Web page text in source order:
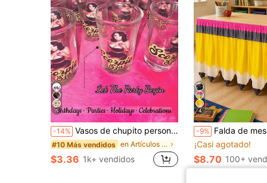
5
-14% Vasos de chupito personalizados, vaso de chupito con nombre personalizado como regalo, cristalería de bebida personalizada para fiestas para cumpleaños y celebraciones, recuerdos de fiesta personalizados
#10 Más vendidos en Artículos de bar y elaboración de vino
$3.36 1k+ vendidos
4
-9% Falda de mesa con tema de regreso a la escuela, decoración de mesa amarilla, hecha de fibra de poliéster con patrón de crayones; ligera y reutilizable,
¡Casi agotado!
$8.70 100+